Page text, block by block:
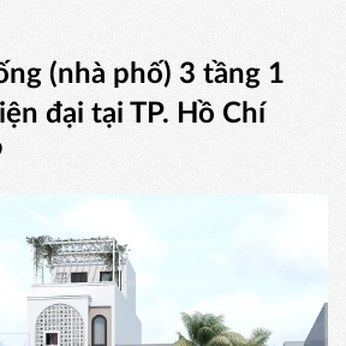
(nhà phố) 3 tầng 1
đại tại TP. Hồ Chí